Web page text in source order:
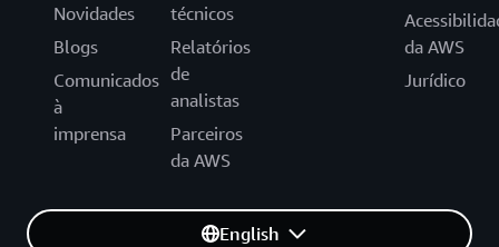
Novidades
Blogs
Comunicados
à
imprensa
técnicos
Relatórios
de
analistas
Parceiros
da AWS
da AWS
Jurídico
English